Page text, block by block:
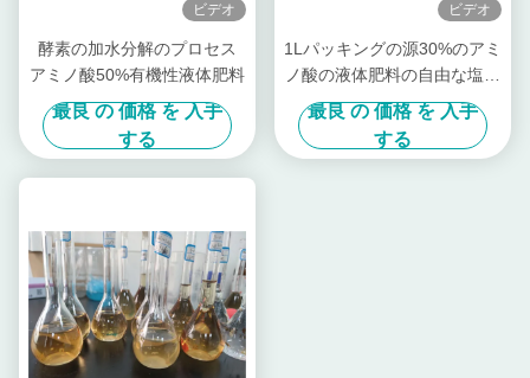
ビデオ
酵素の加水分解のプロセス
アミノ酸50%有機性液体肥料
最良 の 価格 を 入手
する
ビデオ
1Lパッキングの源30%のアミ
ノ酸の液体肥料の自由な塩素
を植えて下さい
最良 の 価格 を 入手
する